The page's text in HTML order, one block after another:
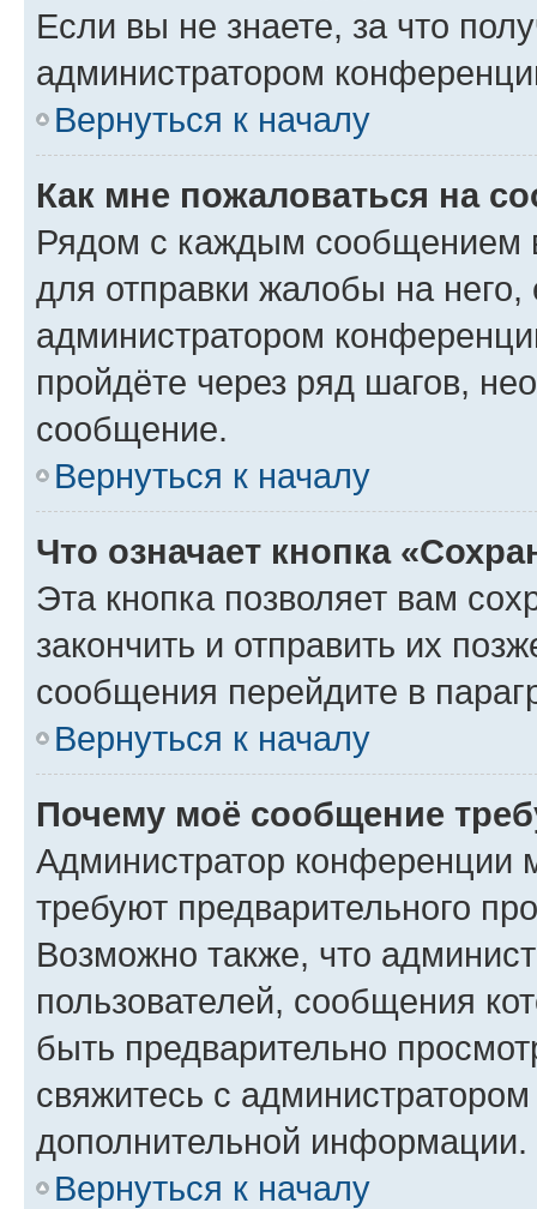
Если вы не знаете, за что
администратором
Вернуться к началу
Как мне пожаловаться на
Рядом с каждым сообщением
для отправки жалобы на
администратором
пройдёте через ряд шагов,
сообщение.
Вернуться к началу
Что означает кнопка
Эта кнопка позволяет вам
закончить и отправить их
сообщения перейдите в
Вернуться к началу
Почему моё сообщение
Администратор конференции
требуют предварительного
Возможно также, что
пользователей, сообщения
быть предварительно
свяжитесь с
дополнительной информации.
Вернуться к началу